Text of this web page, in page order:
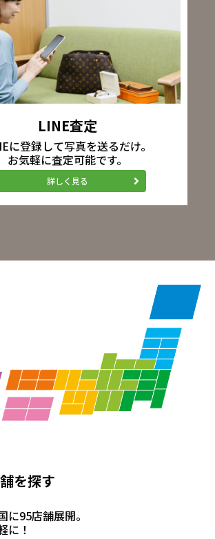
LINE査定
に登録して写真を送るだけ。
お気軽に査定可能です。
詳しく見る
を探す
に95店舗展開。
に！